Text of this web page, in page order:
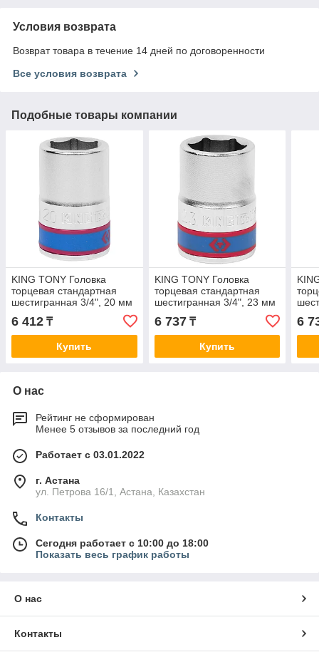
Условия возврата
Возврат товара в течение 14 дней по договоренности
Все условия возврата
Подобные товары компании
KING TONY Головка
торцевая стандартная
шестигранная 3/4", 20 мм
6 412 ₸
Купить
KING TONY Головка
торцевая стандартная
шестигранная 3/4", 23 мм
6 737₸
Купить
6
О нас
Рейтинг не сформирован
Менее 5 отзывов за последний год
Работает с 03.01.2022
г. Астана
ул. Петрова 16/1, Астана, Казахстан
Контакты
Сегодня работает с 10:00 до 18:00
Показать весь график работы
О нас
Контакты